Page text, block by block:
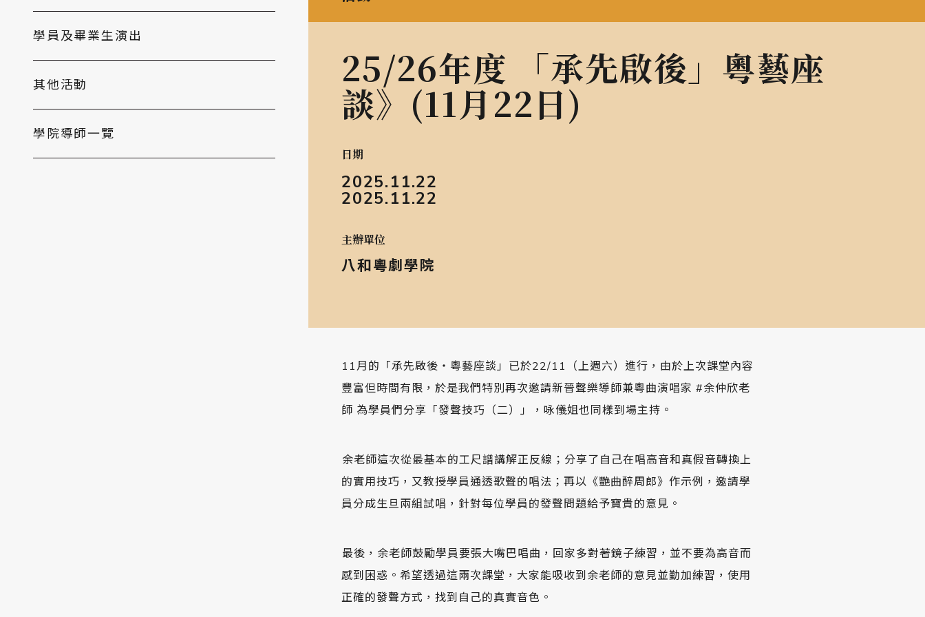
學員及畢業生演出
其他活動
學院導師一覽
25/26年度 「承先啟後」粵藝座
談》(11月22日)
日期
2025.11.22
2025.11.22
主辦單位
八和粵劇學院
11月的「承先啟後‧粵藝座談」已於22/11（上週六）進行，由於上次課堂內容
豐富但時間有限，於是我們特別再次邀請新晉聲樂導師兼粵曲演唱家 #余仲欣老
師 為學員們分享「發聲技巧（二）」，咏儀姐也同樣到場主持。
󠀠余老師這次從最基本的工尺譜講解正反線；分享了自己在唱高音和真假音轉換上
的實用技巧，又教授學員通透歌聲的唱法；再以《艷曲醉周郎》作示例，邀請學
員分成生旦兩組試唱，針對每位學員的發聲問題給予寶貴的意見。
󠀠最後，余老師鼓勵學員要張大嘴巴唱曲，回家多對著鏡子練習，並不要為高音而
感到困惑。希望透過這兩次課堂，大家能吸收到余老師的意見並勤加練習，使用
正確的發聲方式，找到自己的真實音色。